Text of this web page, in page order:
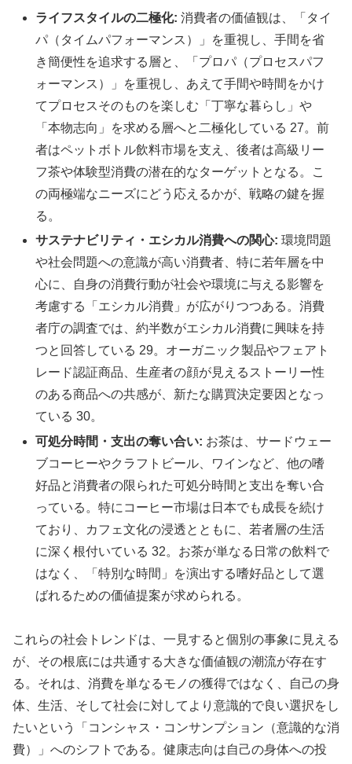
ライフスタイルの二極化: 消費者の価値観は、「タイ
パ（タイムパフォーマンス）」を重視し、手間を省
き簡便性を追求する層と、「プロパ（プロセスパフ
ォーマンス）」を重視し、あえて手間や時間をかけ
てプロセスそのものを楽しむ「丁寧な暮らし」や
「本物志向」を求める層へと二極化している 27。前
者はペットボトル飲料市場を支え、後者は高級リー
フ茶や体験型消費の潜在的なターゲットとなる。こ
の両極端なニーズにどう応えるかが、戦略の鍵を握
る。
サステナビリティ・エシカル消費への関心: 環境問題
や社会問題への意識が高い消費者、特に若年層を中
心に、自身の消費行動が社会や環境に与える影響を
考慮する「エシカル消費」が広がりつつある。消費
者庁の調査では、約半数がエシカル消費に興味を持
つと回答している 29。オーガニック製品やフェアト
レード認証商品、生産者の顔が見えるストーリー性
のある商品への共感が、新たな購買決定要因となっ
ている 30。
可処分時間・支出の奪い合い: お茶は、サードウェー
ブコーヒーやクラフトビール、ワインなど、他の嗜
好品と消費者の限られた可処分時間と支出を奪い合
っている。特にコーヒー市場は日本でも成長を続け
ており、カフェ文化の浸透とともに、若者層の生活
に深く根付いている 32。お茶が単なる日常の飲料で
はなく、「特別な時間」を演出する嗜好品として選
ばれるための価値提案が求められる。
これらの社会トレンドは、一見すると個別の事象に見える
が、その根底には共通する大きな価値観の潮流が存在す
る。それは、消費を単なるモノの獲得ではなく、自己の身
体、生活、そして社会に対してより意識的で良い選択をし
たいという「コンシャス・コンサンプション（意識的な消
費）」へのシフトである。健康志向は自己の身体への投